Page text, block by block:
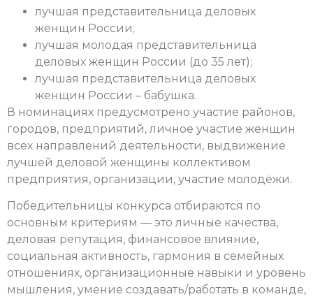
лучшая представительница деловых
женщин России;
лучшая молодая представительница
деловых женщин России (до 35 лет);
лучшая представительница деловых
женщин России – бабушка.
В номинациях предусмотрено участие районов,
городов, предприятий, личное участие женщин
всех направлений деятельности, выдвижение
лучшей деловой женщины коллективом
предприятия, организации, участие молодёжи.
Победительницы конкурса отбираются по
основным критериям — это личные качества,
деловая репутация, финансовое влияние,
социальная активность, гармония в семейных
отношениях, организационные навыки и уровень
мышления, умение создавать/работать в команде,